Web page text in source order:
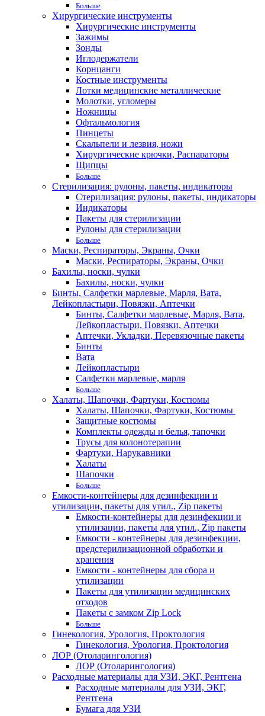
Больше
Хирургические инструменты
Хирургические инструменты
Зажимы
Зонды
Иглодержатели
Корнцанги
Костные инструменты
Лотки медицинские металлические
Молотки, угломеры
Ножницы
Офтальмология
Пинцеты
Скальпели и лезвия, ножи
Хирургические крючки, Распараторы
Щипцы
Больше
Стерилизация: рулоны, пакеты, индикаторы
Стерилизация: рулоны, пакеты, индикаторы
Индикаторы
Пакеты для стерилизации
Рулоны для стерилизации
Больше
Маски, Респираторы, Экраны, Очки
Маски, Респираторы, Экраны, Очки
Бахилы, носки, чулки
Бахилы, носки, чулки
Бинты, Салфетки марлевые, Марля, Вата,
Лейкопластыри, Повязки, Аптечки
Бинты, Салфетки марлевые, Марля, Вата,
Лейкопластыри, Повязки, Аптечки
Аптечки, Укладки, Перевязочные пакеты
Бинты
Вата
Лейкопластыри
Салфетки марлевые, марля
Больше
Халаты, Шапочки, Фартуки, Костюмы
Халаты, Шапочки, Фартуки, Костюмы
Защитные костюмы
Комплекты одежды и белья, тапочки
Трусы для колонотерапии
Фартуки, Нарукавники
Халаты
Шапочки
Больше
Емкости-контейнеры для дезинфекции и
утилизации, пакеты для утил., Zip пакеты
Емкости-контейнеры для дезинфекции и
утилизации, пакеты для утил., Zip пакеты
Емкости - контейнеры для дезинфекции,
предстерилизационной обработки и
хранения
Емкости - контейнеры для сбора и
утилизации
Пакеты для утилизации медицинских
отходов
Пакеты с замком Zip Lock
Больше
Гинекология, Урология, Проктология
Гинекология, Урология, Проктология
ЛОР (Отоларингология)
ЛОР (Отоларингология)
Расходные материалы для УЗИ, ЭКГ, Рентгена
Расходные материалы для УЗИ, ЭКГ,
Рентгена
Бумага для УЗИ